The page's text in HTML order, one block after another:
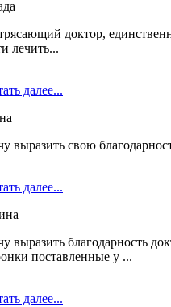
доктор,
лечить...
далее...
выразить свою
далее...
выразить благодарность
поставленные у ...
далее...